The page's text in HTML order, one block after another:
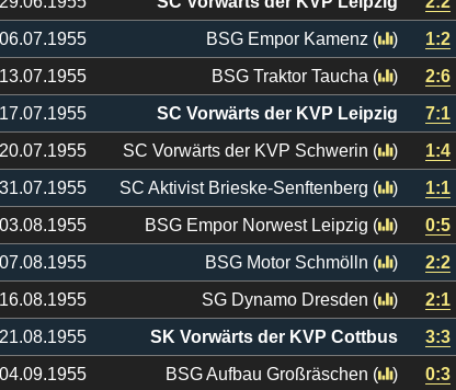
06.07.1955
BSG Empor Kamenz ( ) 1:2
13.07.1955
BSG Traktor Taucha ( ) 2:6
17.07.1955
SC Vorwärts der KVP Leipzig 7:1
20.07.1955
SC Vorwärts der KVP Schwerin ( ) 1:4
31.07.1955
SC Aktivist Brieske-Senftenberg ( ) 1:1
03.08.1955
BSG Empor Norwest Leipzig ( ) 0:5
07.08.1955
BSG Motor Schmölln ( ) 2:2
16.08.1955
SG Dynamo Dresden ( ) 2:1
21.08.1955
SK Vorwärts der KVP Cottbus 3:3
04.09.1955
BSG Aufbau Großräschen ( ) 0:3